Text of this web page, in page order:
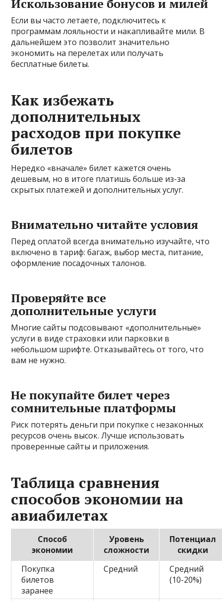
Искользование бонусов и милей
Если вы часто летаете, подключитесь к
программам лояльности и накапливайте мили. В
дальнейшем это позволит значительно
экономить на перелетах или получать
бесплатные билеты.
Как избежать
дополнительных
расходов при покупке
билетов
Нередко «вначале» билет кажется очень
дешевым, но в итоге платишь больше из-за
скрытых платежей и дополнительных услуг.
Внимательно читайте условия
Перед оплатой всегда внимательно изучайте, что
включено в тариф: багаж, выбор места, питание,
оформление посадочных талонов.
Проверяйте все
дополнительные услуги
Многие сайты подсовывают «дополнительные»
услуги в виде страховки или парковки в
небольшом шрифте. Отказывайтесь от того, что
вам не нужно.
Не покупайте билет через
сомнительные платформы
Риск потерять деньги при покупке с незаконных
ресурсов очень высок. Лучше использовать
проверенные сайты и приложения.
Таблица сравнения
способов экономии на
авиабилетах
Способ
экономии
Уровень
сложности
Потенциал
скидки
Покупка
билетов
заранее
Средний
Средний
(10-20%)